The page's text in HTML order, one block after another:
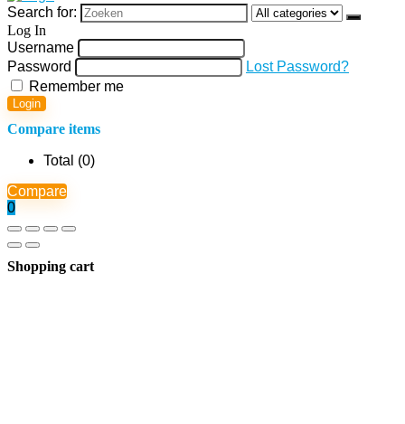
Search for:
Log In
Username
Password
Lost Password?
Remember me
Login
Compare items
Total (0)
Compare
0
Shopping cart